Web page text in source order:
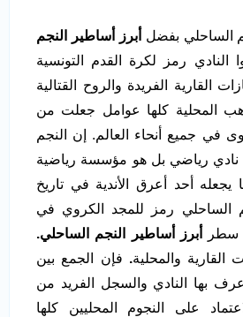
الساحلي بفضل أبرز أساطير النجم
النادي رمز لكرة القدم التونسية
القارية الفريدة والروح القتالية
المحلية كلها عوامل جعلت من
في جميع أنحاء العالم. إن النجم
نادي رياضي بل هو مؤسسة رياضية
يجعله أحد أعرق الأندية في تاريخ
الساحلي رمز للمجد الكروي في
سطر
أبرز أساطير النجم الساحلي.
القارية والمحلية. فإن الجمع بين
عرف بها النادي والسجل الفريد من
على النجوم المحليين كلها